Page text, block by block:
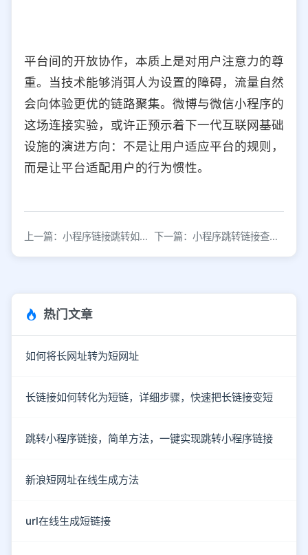
平台间的开放协作，本质上是对用户注意力的尊
重。当技术能够消弭人为设置的障碍，流量自然
会向体验更优的链路聚集。微博与微信小程序的
这场连接实验，或许正预示着下一代互联网基础
设施的演进方向：不是让用户适应平台的规则，
而是让平台适配用户的行为惯性。
上一篇：小程序链接跳转如何实现高效引流转化 下一篇：小程序跳转链接查看方法详解，快速获取路径技巧
热门文章
如何将长网址转为短网址
长链接如何转化为短链，详细步骤，快速把长链接变短
跳转小程序链接，简单方法，一键实现跳转小程序链接
新浪短网址在线生成方法
url在线生成短链接